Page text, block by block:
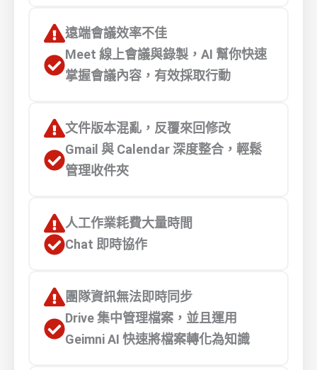
遠端會議效率不佳
Meet 線上會議與錄製，AI 幫你快速
掌握會議內容，有效採取行動
文件版本混亂，反覆來回修改
Gmail 與 Calendar 深度整合，輕鬆
管理收件夾
人工作業耗費大量時間
Chat 即時協作
團隊資訊無法即時同步
Drive 集中管理檔案，並且運用
Geimni AI 快速將檔案轉化為知識